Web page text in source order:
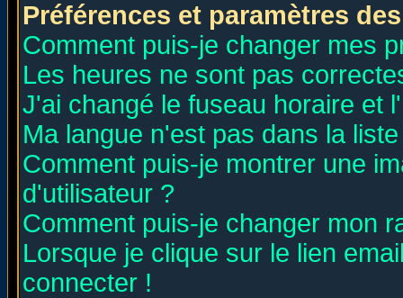
Préférences et paramètres
Comment puis-je changer mes
Les heures ne sont pas
J'ai changé le fuseau horaire et
Ma langue n'est pas dans la
Comment puis-je montrer une
d'utilisateur ?
Comment puis-je changer mon
Lorsque je clique sur le lien
connecter !